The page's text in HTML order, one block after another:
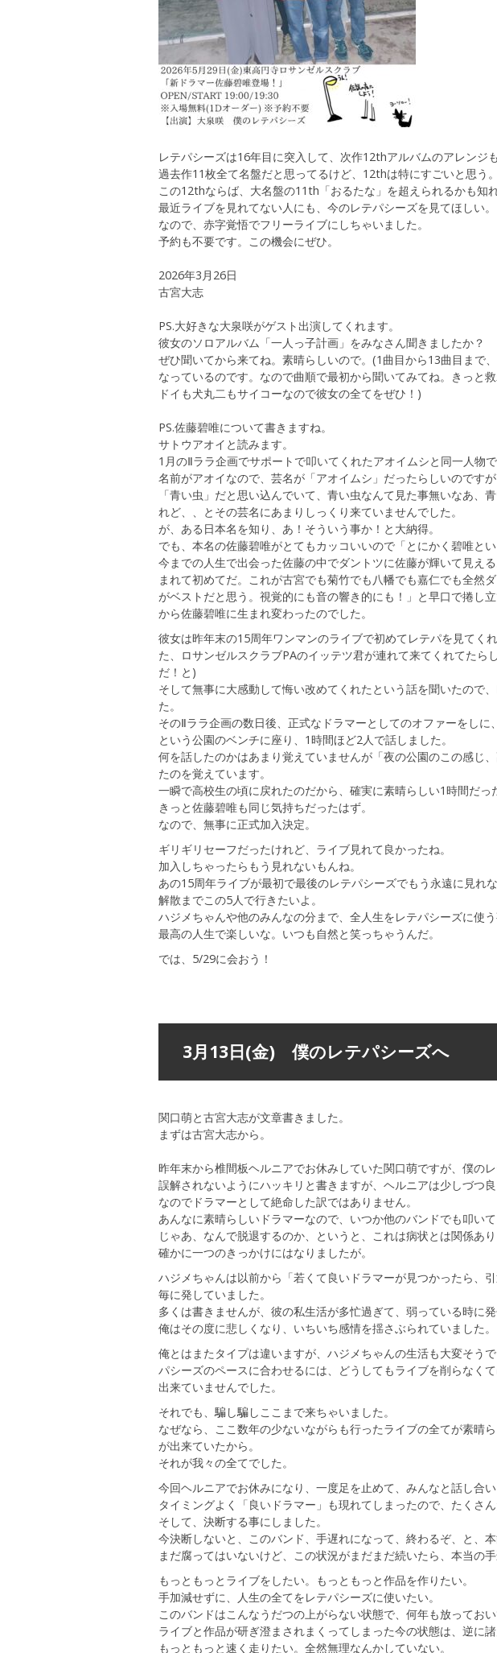
レテパシーズは16年目に突入して、次作12thアルバムのアレンジ
過去作11枚全て名盤だと思ってるけど、12thは特にすごいと思う。
この12thならば、大名盤の11th「おるたな」を超えられるかも知れ
最近ライブを見れてない人にも、今のレテパシーズを見てほしい。
なので、赤字覚悟でフリーライブにしちゃいました。
予約も不要です。この機会にぜひ。
2026年3月26日
古宮大志
PS.大好きな大泉咲がゲスト出演してくれます。
彼女のソロアルバム「一人っ子計画」をみなさん聞きましたか？
ぜひ聞いてから来てね。素晴らしいので。(1曲目から13曲目まで
なっているのです。なので曲順で最初から聞いてみてね。きっと
ドイも犬丸二もサイコーなので彼女の全てをぜひ！)
PS.佐藤碧唯について書きますね。
サトウアオイと読みます。
1月のⅡララ企画でサポートで叩いてくれたアオイムシと同一人物で
名前がアオイなので、芸名が「アオイムシ」だったらしいのです
「青い虫」だと思い込んでいて、青い虫なんて見た事無いなあ、
れど、、とその芸名にあまりしっくり来ていませんでした。
が、ある日本名を知り、あ！そういう事か！と大納得。
でも、本名の佐藤碧唯がとてもカッコいいので「とにかく碧唯と
今までの人生で出会った佐藤の中でダントツに佐藤が輝いて見え
まれて初めてだ。これが古宮でも菊竹でも八幡でも嘉仁でも全然
がベストだと思う。視覚的にも音の響き的にも！」と早口で捲し
から佐藤碧唯に生まれ変わったのでした。
彼女は昨年末の15周年ワンマンのライブで初めてレテパを見てく
た、ロサンゼルスクラブPAのイッテツ君が連れて来てくれてたら
だ！と)
そして無事に大感動して悔い改めてくれたという話を聞いたので
た。
そのⅡララ企画の数日後、正式なドラマーとしてのオファーをし
という公園のベンチに座り、1時間ほど2人で話しました。
何を話したのかはあまり覚えていませんが「夜の公園のこの感じ
たのを覚えています。
一瞬で高校生の頃に戻れたのだから、確実に素晴らしい1時間だっ
きっと佐藤碧唯も同じ気持ちだったはず。
なので、無事に正式加入決定。
ギリギリセーフだったけれど、ライブ見れて良かったね。
加入しちゃったらもう見れないもんね。
あの15周年ライブが最初で最後のレテパシーズでもう永遠に見れな
解散までこの5人で行きたいよ。
ハジメちゃんや他のみんなの分まで、全人生をレテパシーズに使う
最高の人生で楽しいな。いつも自然と笑っちゃうんだ。
では、5/29に会おう！
3月13日(金) 僕のレテパシーズへ
関口萌と古宮大志が文章書きました。
まずは古宮大志から。
昨年末から椎間板ヘルニアでお休みしていた関口萌ですが、僕の
誤解されないようにハッキリと書きますが、ヘルニアは少しづつ良
なのでドラマーとして絶命した訳ではありません。
あんなに素晴らしいドラマーなので、いつか他のバンドでも叩いて
じゃあ、なんで脱退するのか、というと、これは病状とは関係あり
確かに一つのきっかけにはなりましたが。
ハジメちゃんは以前から「若くて良いドラマーが見つかったら、
毎に発していました。
多くは書きませんが、彼の私生活が多忙過ぎて、弱っている時に
俺はその度に悲しくなり、いちいち感情を揺さぶられていました。
俺とはまたタイプは違いますが、ハジメちゃんの生活も大変そう
パシーズのペースに合わせるには、どうしてもライブを削らなく
出来ていませんでした。
それでも、騙し騙しここまで来ちゃいました。
なぜなら、ここ数年の少ないながらも行ったライブの全てが素晴
が出来ていたから。
それが我々の全てでした。
今回ヘルニアでお休みになり、一度足を止めて、みんなと話し合い
タイミングよく「良いドラマー」も現れてしまったので、たくさ
そして、決断する事にしました。
今決断しないと、このバンド、手遅れになって、終わるぞ、と、
まだ腐ってはいないけど、この状況がまだまだ続いたら、本当の手
もっともっとライブをしたい。もっともっと作品を作りたい。
手加減せずに、人生の全てをレテパシーズに使いたい。
このバンドはこんなうだつの上がらない状態で、何年も放ってお
ライブと作品が研ぎ澄まされまくってしまった今の状態は、逆に
もっともっと速く走りたい。全然無理なんかしていない。